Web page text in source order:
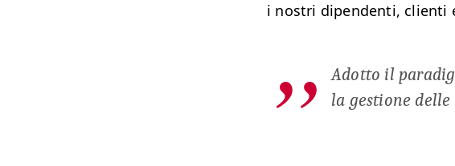
i nos­tri dipen­den­ti, cli­en­ti
Adot­to il
la ges­tione